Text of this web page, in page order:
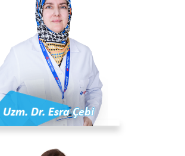
Uzm. Dr. Esra Çebi